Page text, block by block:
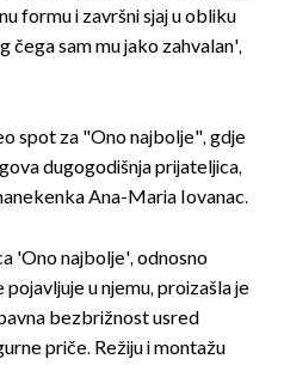
formu i završni sjaj u obliku
čega sam mu jako zahvalan',
spot za "Ono najbolje", gdje
dugogodišnja prijateljica,
Ana-Maria Iovanac.
'Ono najbolje', odnosno
u njemu, proizašla je
bezbrižnost usred
priče. Režiju i montažu